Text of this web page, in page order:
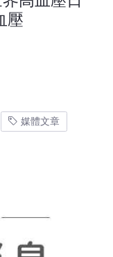
壓
媒體文章